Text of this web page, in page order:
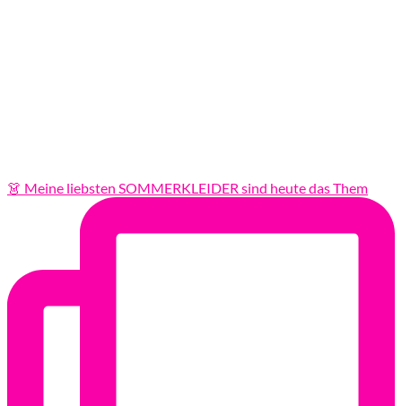
👗 Meine liebsten SOMMERKLEIDER sind heute das Them